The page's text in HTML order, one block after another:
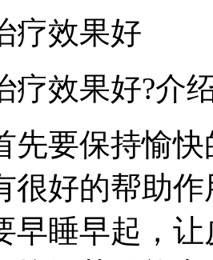
疗效果好
疗效果好?介
先要保持愉
很好的帮助
早睡早起，